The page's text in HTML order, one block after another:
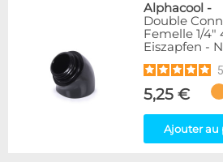
Alphacool -
Double
Femelle 1/4"
Eiszapfen -
5
5,25 €
Ajouter au